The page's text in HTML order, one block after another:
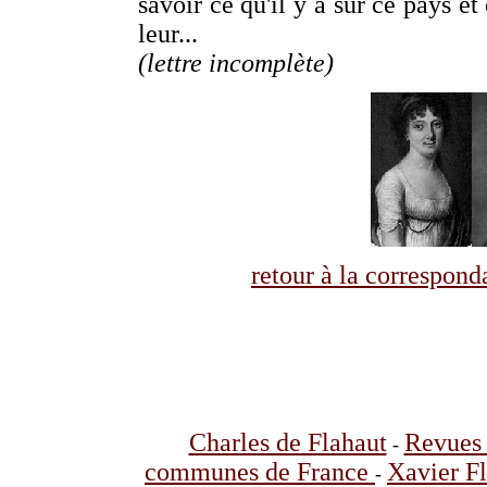
leur...
(lettre incomplète)
retour à la
Charles de Flahaut-
communes de France - Xavier